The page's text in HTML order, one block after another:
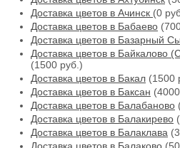
Доставка цветов в Ачинск (0
Доставка цветов в Бабаево
Доставка цветов в Базарный
Доставка цветов в Байкалово
(1500 руб.)
Доставка цветов в Бакал (1500
Доставка цветов в Баксан
Доставка цветов в Балабаново
Доставка цветов в Балакирево
Доставка цветов в Балаклава